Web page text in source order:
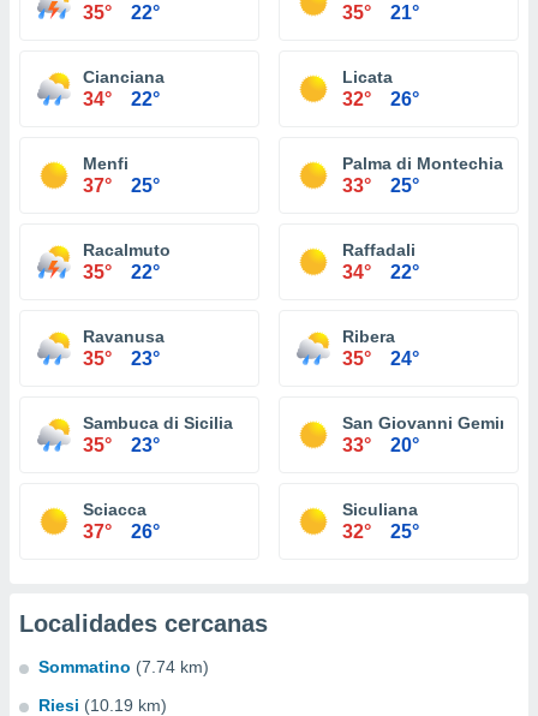
35° 22° 35° 21°
Cianciana
34° 22°
Licata
32° 26°
Menfi
37° 25°
Palma di Montechiaro
33° 25°
Racalmuto
35° 22°
Raffadali
34° 22°
Ravanusa
35° 23°
Ribera
35° 24°
Sambuca di Sicilia
35° 23°
San Giovanni Gemini
33° 20°
Sciacca
37° 26°
Siculiana
32° 25°
Localidades cercanas
Sommatino (7.74 km)
Riesi (10.19 km)